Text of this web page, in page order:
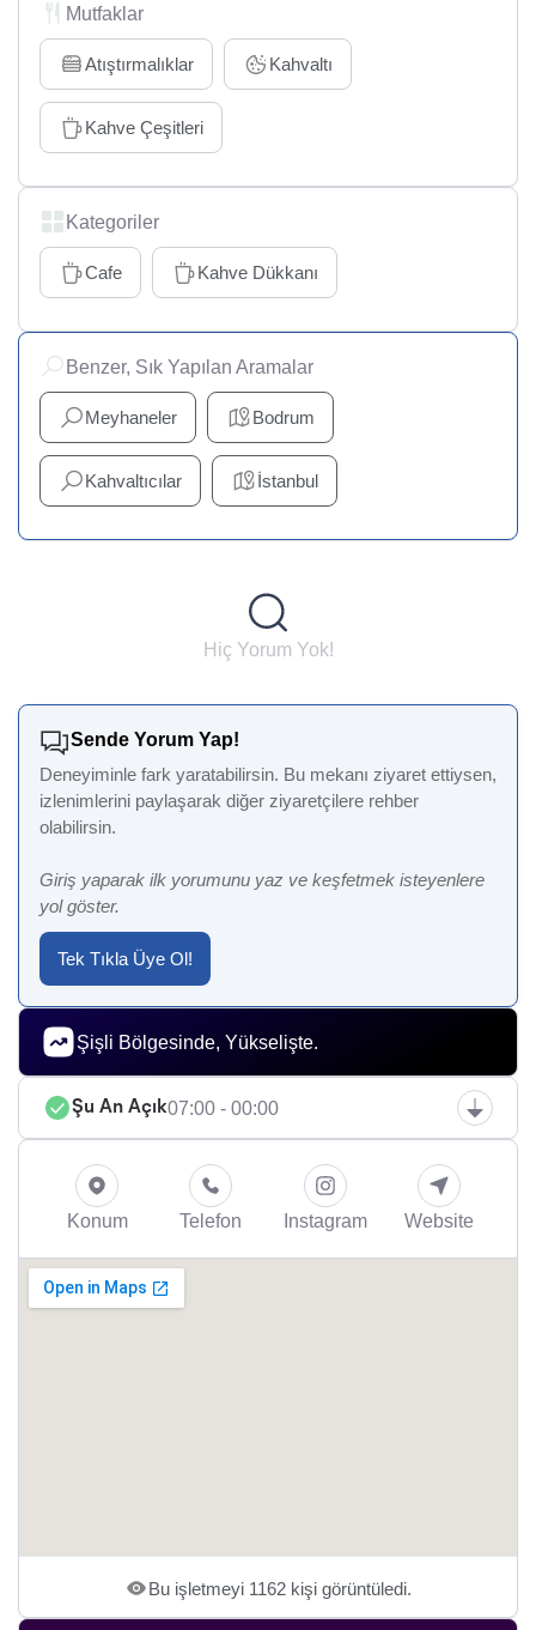
Mutfaklar
Atıştırmalıklar Kahvaltı
Kahve Çeşitleri
Kategoriler
Cafe Kahve Dükkanı
Benzer, Sık Yapılan Aramalar
Meyhaneler Bodrum
Kahvaltıcılar İstanbul
Hiç Yorum Yok!
Sende Yorum Yap!
Deneyiminle fark yaratabilirsin. Bu mekanı ziyaret ettiysen,
izlenimlerini paylaşarak diğer ziyaretçilere rehber
olabilirsin.
Giriş yaparak ilk yorumunu yaz ve keşfetmek isteyenlere
yol göster.
Tek Tıkla Üye Ol!
Şişli Bölgesinde, Yükselişte.
Şu An Açık07:00 - 00:00
Konum Telefon Instagram Website
Bu işletmeyi 1162 kişi görüntüledi.